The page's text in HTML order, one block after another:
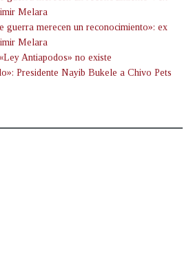
Melara
guerra merecen un reconocimiento»: ex
Melara
Antiapodos» no existe
Presidente Nayib Bukele a Chivo Pets